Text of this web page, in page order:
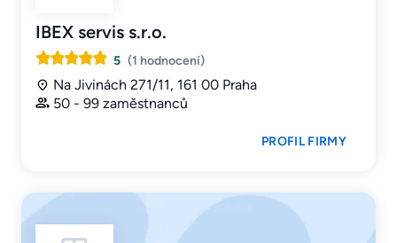
IBEX servis s.r.o.
5 (1 hodnocení)
Na Jivinách 271/11, 161 00 Praha
50 - 99 zaměstnanců
PROFIL FIRMY